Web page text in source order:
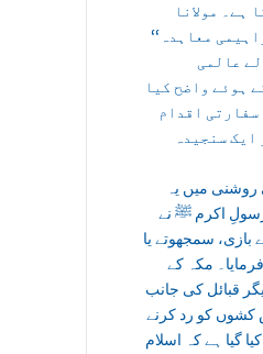
ہے۔ مولانا
معاہدہ‘‘
عالمی
ہوئے واضح کیا
سفارتی اقدام
ایک سنجیدہ
میں یہ
اکرم ﷺ نے
سمجھوتے یا
مکہ کے
قبائل کی جانب
کو رد کرنے
گیا ہے کہ اسلام